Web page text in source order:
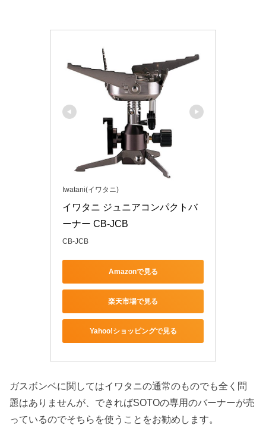
Iwatani(イワタニ)
イワタニ ジュニアコンパクトバ
ーナー CB-JCB
CB-JCB
Amazonで見る
楽天市場で見る
Yahoo!ショッピングで見る
ガスボンベに関してはイワタニの通常のものでも全く問
題はありませんが、できればSOTOの専用のバーナーが売
っているのでそちらを使うことをお勧めします。